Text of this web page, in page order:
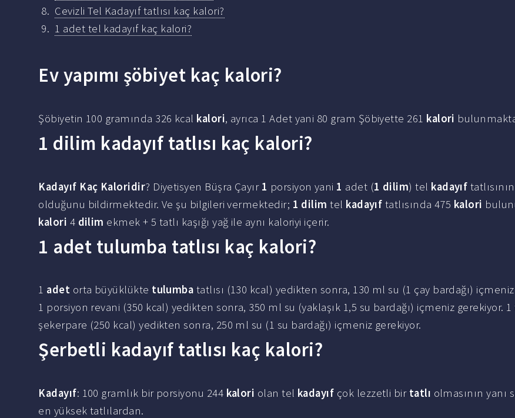
Cevizli Tel Kadayıf tatlısı kaç kalori?
1 adet tel kadayıf kaç kalori?
Ev yapımı şöbiyet kaç kalori?
Şöbiyetin 100 gramında 326 kcal kalori, ayrıca 1 Adet yani 80 gram Şöbiyette 261 kalori
1 dilim kadayıf tatlısı kaç kalori?
Kadayıf Kaç Kaloridir? Diyetisyen Büşra Çayır 1 porsiyon yani 1 adet (1 dilim) tel kadayıf
olduğunu bildirmektedir. Ve şu bilgileri vermektedir; 1 dilim tel kadayıf tatlısında 475 kalori
kalori 4 dilim ekmek + 5 tatlı kaşığı yağ ile aynı kaloriyi içerir.
1 adet tulumba tatlısı kaç kalori?
1 adet orta büyüklükte tulumba tatlısı (130 kcal) yedikten sonra, 130 ml su (1 çay bardağı)
1 porsiyon revani (350 kcal) yedikten sonra, 350 ml su (yaklaşık 1,5 su bardağı) içmeniz gerekiyor. 1
şekerpare (250 kcal) yedikten sonra, 250 ml su (1 su bardağı) içmeniz gerekiyor.
Şerbetli kadayıf tatlısı kaç kalori?
Kadayıf: 100 gramlık bir porsiyonu 244 kalori olan tel kadayıf çok lezzetli bir tatlı olmasının yanı
en yüksek tatlılardan.